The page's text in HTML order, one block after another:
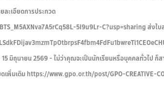
ะเอียดการประกวด
5I9u9Lr-C?usp=sharing ส่งใ
มิถุนายน 2569 - ไม่ว่าคุณจะเป็นนักเรียนหรือบุคคลทั่วไป ก็
พิ่มเติม https://www.gpo.or.th/post/GPO-CREATIVE-